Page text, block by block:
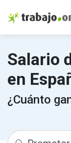
Salario
en
¿Cuánto